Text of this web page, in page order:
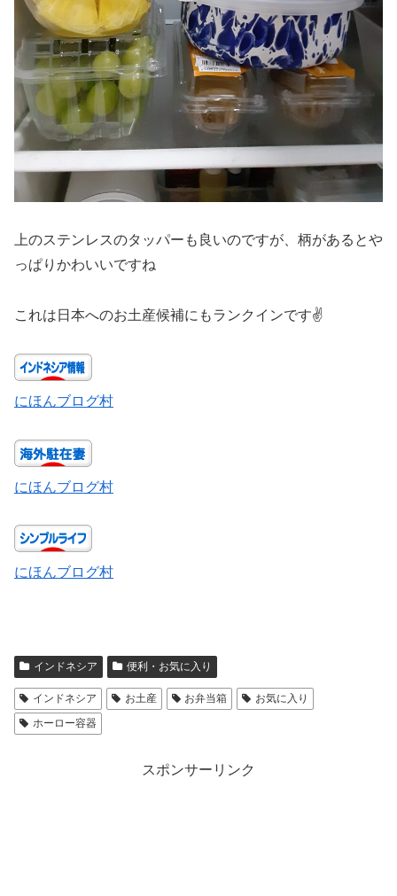
上のステンレスのタッパーも良いのですが、柄があるとや
っぱりかわいいですね
これは日本へのお土産候補にもランクインです✌️
にほんブログ村
にほんブログ村
にほんブログ村
インドネシア 便利・お気に入り
インドネシア お土産 お弁当箱
お気に入り
ホーロー容器
スポンサーリンク